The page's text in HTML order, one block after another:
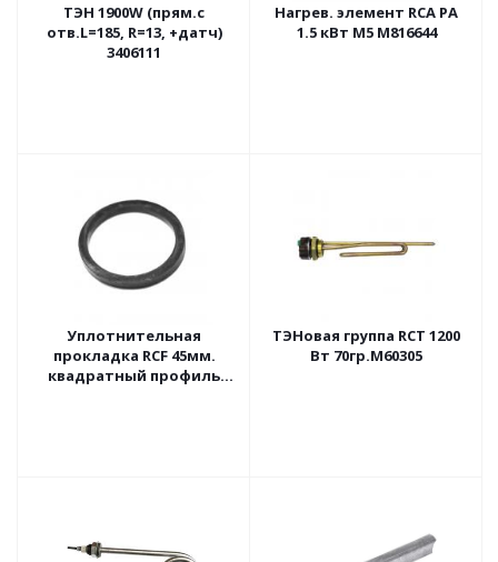
ТЭН 1900W (прям.c
отв.L=185, R=13, +датч)
3406111
Нагрев. элемент RCA PA
1.5 кВт М5 M816644
Уплотнительная
прокладка RCF 45мм.
квадратный профиль
ТЭНовая группа RCT 1200
Вт 70гр.M60305